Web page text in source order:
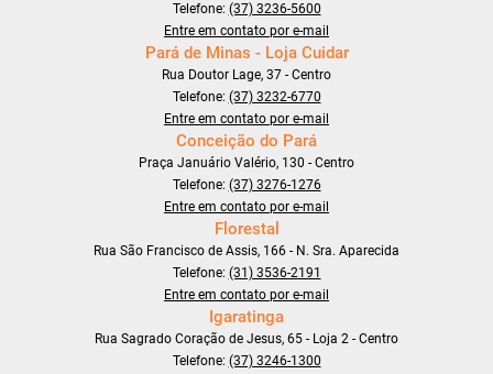
Telefone: (37) 3236-5600
Entre em contato por e-mail
Pará de Minas - Loja Cuidar
Rua Doutor Lage, 37 - Centro
Telefone: (37) 3232-6770
Entre em contato por e-mail
Conceição do Pará
Praça Januário Valério, 130 - Centro
Telefone: (37) 3276-1276
Entre em contato por e-mail
Florestal
Rua São Francisco de Assis, 166 - N. Sra. Aparecida
Telefone: (31) 3536-2191
Entre em contato por e-mail
Igaratinga
Rua Sagrado Coração de Jesus, 65 - Loja 2 - Centro
Telefone: (37) 3246-1300